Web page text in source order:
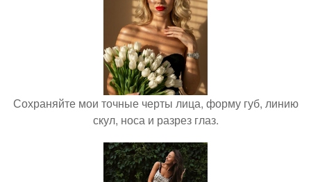
Сохраняйте мои точные черты лица, форму губ, линию
скул, носа и разрез глаз.